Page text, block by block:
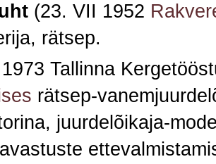
(23. VII 1952
rätsep.
Tallinna
rätsep-
juurdelõikaja-